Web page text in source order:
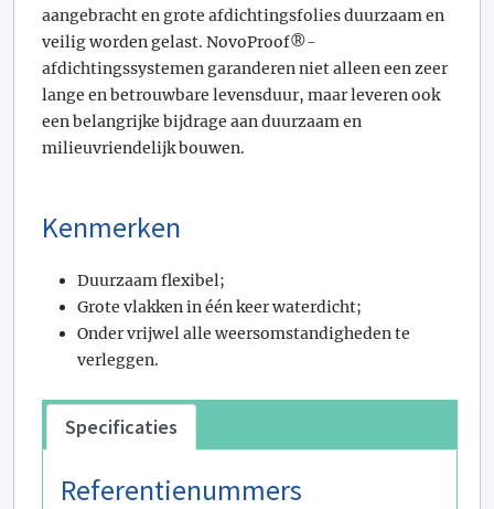
aangebracht en grote afdichtingsfolies duurzaam en
veilig worden gelast. NovoProof®-
afdichtingssystemen garanderen niet alleen een zeer
lange en betrouwbare levensduur, maar leveren ook
een belangrijke bijdrage aan duurzaam en
milieuvriendelijk bouwen.
Kenmerken
Duurzaam flexibel;
Grote vlakken in één keer waterdicht;
Onder vrijwel alle weersomstandigheden te
verleggen.
Specificaties
Referentienummers